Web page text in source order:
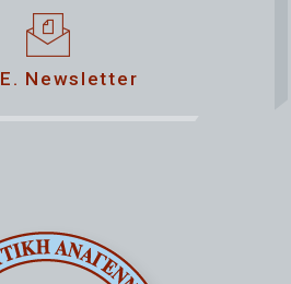
Newsletter